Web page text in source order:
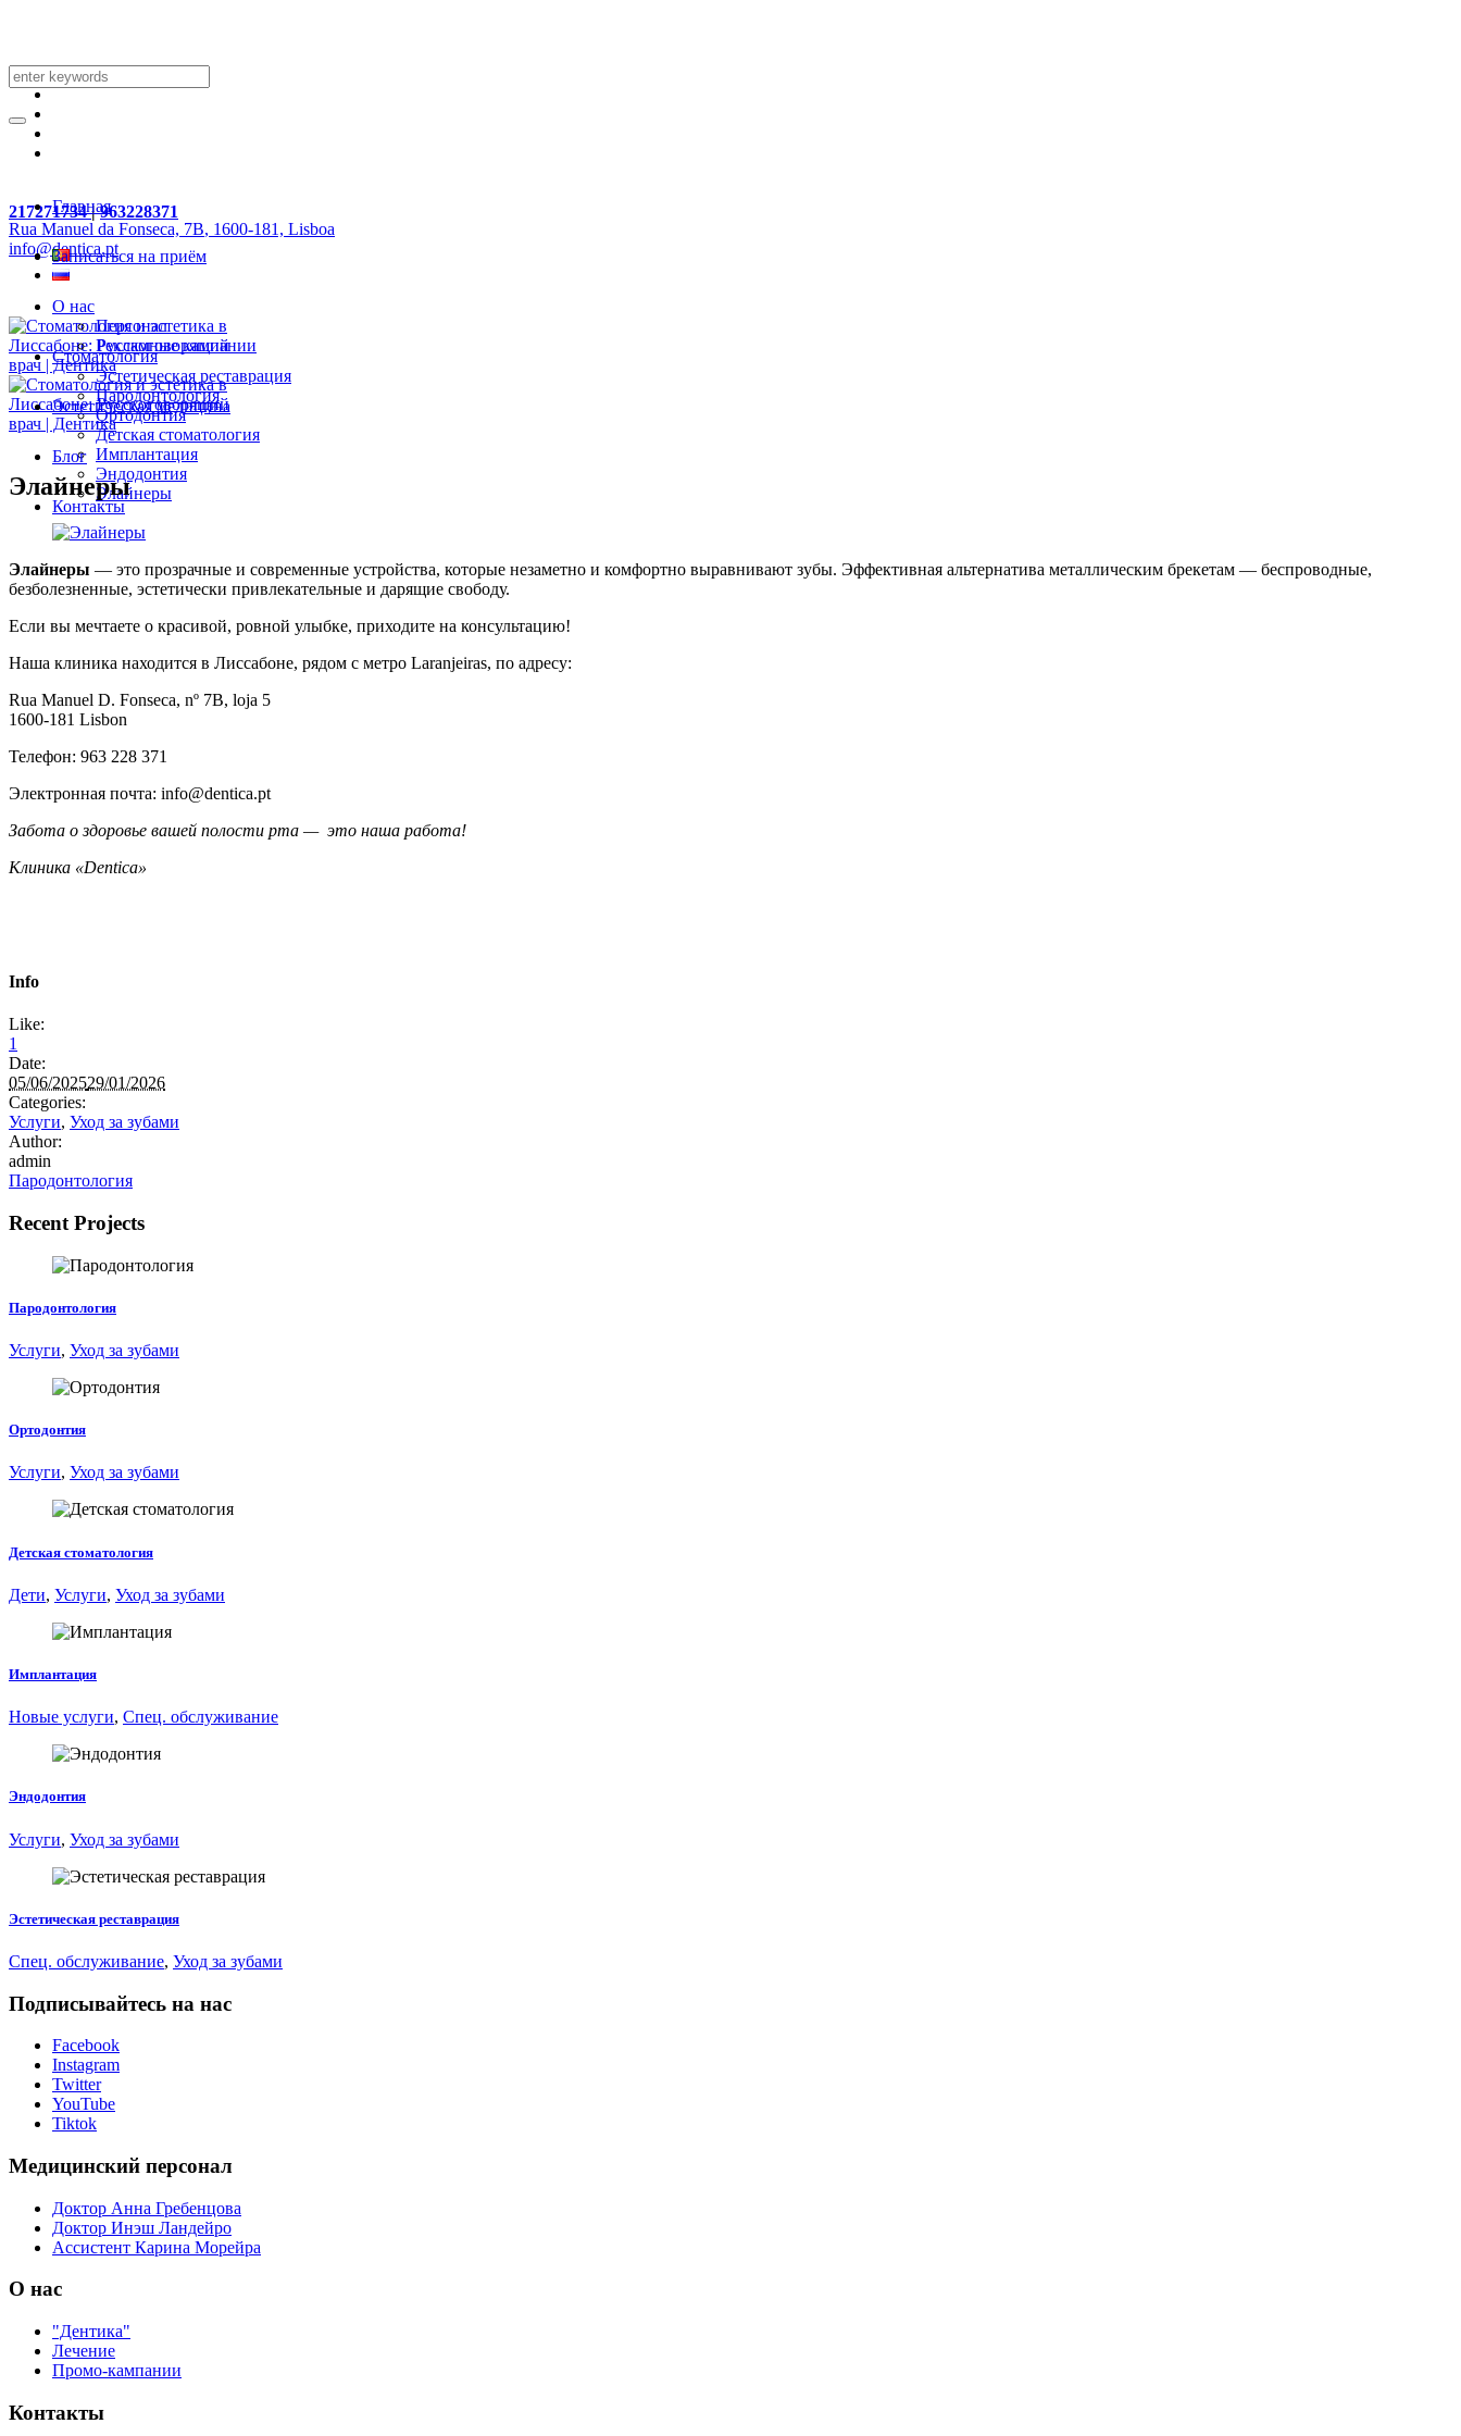
Rua Manuel da Fonseca, 7B, 1600-181, Lisboa
info@dentica.pt
217271734|963228371
Главная
Записаться на приём
О нас
Персонал
Рекламные кампании
Стоматология
Эстетическая реставрация
Пародонтология
Ортодонтия
Детская стоматология
Имплантация
Эндодонтия
Элайнеры
Эстетическая медицина
Блог
Контакты
Элайнеры
Элайнеры — это прозрачные и современные устройства, которые незаметно и комфортно выравнивают зубы. Эффективная альтернатива металлическим брекетам — беспроводные,
безболезненные, эстетически привлекательные и дарящие свободу.
Если вы мечтаете о красивой, ровной улыбке, приходите на консультацию!
Наша клиника находится в Лиссабоне, рядом с метро Laranjeiras, по адресу:
Rua Manuel D. Fonseca, nº 7B, loja 5
1600-181 Lisbon
Телефон: 963 228 371
Электронная почта: info@dentica.pt
Забота о здоровье вашей полости рта — это наша работа!
Клиника «Dentica»
Info
Like:
1
Date:
05/06/202529/01/2026
Categories:
Услуги, Уход за зубами
Author:
admin
Пародонтология
Recent Projects
Пародонтология
Услуги, Уход за зубами
Ортодонтия
Услуги, Уход за зубами
Детская стоматология
Дети, Услуги, Уход за зубами
Имплантация
Новые услуги, Спец. обслуживание
Эндодонтия
Услуги, Уход за зубами
Эстетическая реставрация
Спец. обслуживание, Уход за зубами
Подписывайтесь на нас
Facebook
Instagram
Twitter
YouTube
Tiktok
Медицинский персонал
Доктор Анна Гребенцова
Доктор Инэш Ландейро
Ассистент Карина Морейра
О нас
"Дентика"
Лечение
Промо-кампании
Контакты